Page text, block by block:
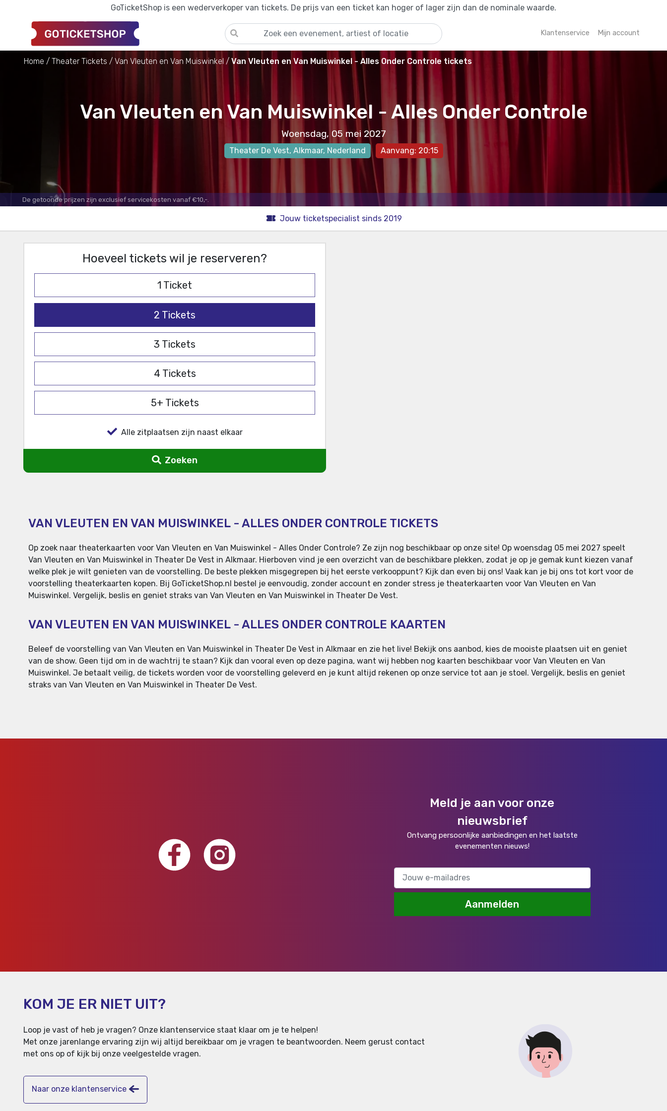
GoTicketShop is een wederverkoper van tickets. De prijs van een ticket kan hoger of lager zijn dan de nominale waarde.
Klantenservice Mijn account
Home Theater Tickets Van Vleuten en Van Muiswinkel Van Vleuten en Van Muiswinkel - Alles Onder Controle tickets
Van Vleuten en Van Muiswinkel - Alles Onder Controle
Woensdag, 05 mei 2027
Theater De Vest, Alkmaar, Nederland Aanvang: 20:15
De getoonde prijzen zijn exclusief servicekosten vanaf €10,-.
Jouw ticketspecialist sinds 2019
Hoeveel tickets wil je reserveren?
1 Ticket
2 Tickets
3 Tickets
4 Tickets
5+ Tickets
Alle zitplaatsen zijn naast elkaar
Zoeken
VAN VLEUTEN EN VAN MUISWINKEL - ALLES ONDER CONTROLE TICKETS
Op zoek naar theaterkaarten voor Van Vleuten en Van Muiswinkel - Alles Onder Controle? Ze zijn nog beschikbaar op onze site! Op woensdag 05 mei 2027 speelt
Van Vleuten en Van Muiswinkel in Theater De Vest in Alkmaar. Hierboven vind je een overzicht van de beschikbare plekken, zodat je op je gemak kunt kiezen vanaf
welke plek je wilt genieten van de voorstelling. De beste plekken misgegrepen bij het eerste verkooppunt? Kijk dan even bij ons! Vaak kan je bij ons tot kort voor de
voorstelling theaterkaarten kopen. Bij GoTicketShop.nl bestel je eenvoudig, zonder account en zonder stress je theaterkaarten voor Van Vleuten en Van
Muiswinkel. Vergelijk, beslis en geniet straks van Van Vleuten en Van Muiswinkel in Theater De Vest.
VAN VLEUTEN EN VAN MUISWINKEL - ALLES ONDER CONTROLE KAARTEN
Beleef de voorstelling van Van Vleuten en Van Muiswinkel in Theater De Vest in Alkmaar en zie het live! Bekijk ons aanbod, kies de mooiste plaatsen uit en geniet
van de show. Geen tijd om in de wachtrij te staan? Kijk dan vooral even op deze pagina, want wij hebben nog kaarten beschikbaar voor Van Vleuten en Van
Muiswinkel. Je betaalt veilig, de tickets worden voor de voorstelling geleverd en je kunt altijd rekenen op onze service tot aan je stoel. Vergelijk, beslis en geniet
straks van Van Vleuten en Van Muiswinkel in Theater De Vest.
Meld je aan voor onze
nieuwsbrief
Ontvang persoonlijke aanbiedingen en het laatste
evenementen nieuws!
Aanmelden
KOM JE ER NIET UIT?
Loop je vast of heb je vragen? Onze klantenservice staat klaar om je te helpen!
Met onze jarenlange ervaring zijn wij altijd bereikbaar om je vragen te beantwoorden. Neem gerust contact
met ons op of kijk bij onze veelgestelde vragen.
Naar onze klantenservice